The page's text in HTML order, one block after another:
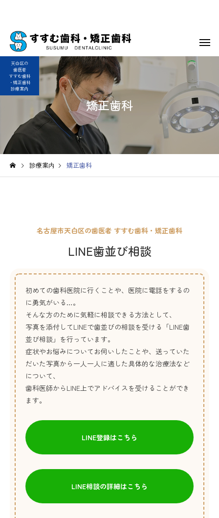
矯正歯科
天白区の
歯医者
すすむ歯科
・矯正歯科
診療案内
診療案内 矯正歯科
名古屋市天白区の歯医者 すすむ歯科・矯正歯科
LINE歯並び相談
初めての歯科医院に行くことや、医院に電話をするの
に勇気がいる…。
そんな方のために気軽に相談できる方法として、
写真を添付してLINEで歯並びの相談を受ける「LINE歯
並び相談」を行っています。
症状やお悩みについてお伺いしたことや、送っていた
だいた写真から一人一人に適した具体的な治療法など
について、
歯科医師からLINE上でアドバイスを受けることができ
ます。
LINE登録はこちら
LINE相談の詳細はこちら